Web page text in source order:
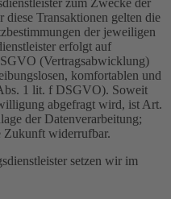
zum Zwecke der
Transaktionen gelten die
der jeweiligen
erfolgt auf
(Vertragsabwicklung)
komfortablen und
1 lit. f DSGVO). Soweit
abgefragt wird, ist Art.
der Datenverarbeitung;
Zukunft widerrufbar.
setzen wir im